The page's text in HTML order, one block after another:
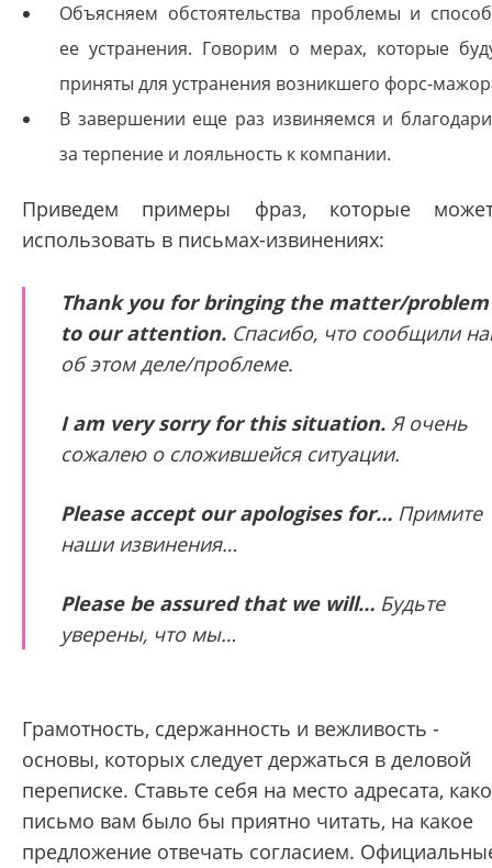
Объясняем обстоятельства проблемы и
ее устранения. Говорим о мерах, которые
приняты для устранения возникшего форс-
В завершении еще раз извиняемся и
за терпение и лояльность к компании.
Приведем примеры фраз, которые
использовать в письмах-извинениях:
Thank you for bringing the matter/problem
to our attention. Спасибо, что сообщили
об этом деле/проблеме.
I am very sorry for this situation. Я очень
сожалею о сложившейся ситуации.
Please accept our apologises for… Примите
наши извинения…
Please be assured that we will… Будьте
уверены, что мы…
Грамотность, сдержанность и вежливость -
основы, которых следует держаться в деловой
переписке. Ставьте себя на место адресата,
письмо вам было бы приятно читать, на какое
предложение отвечать согласием.